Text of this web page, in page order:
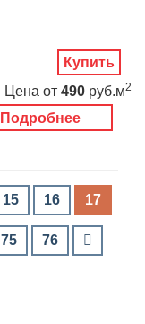
Подробнее
Цена от 490 руб.м2
Купить
15 16 17
75 76